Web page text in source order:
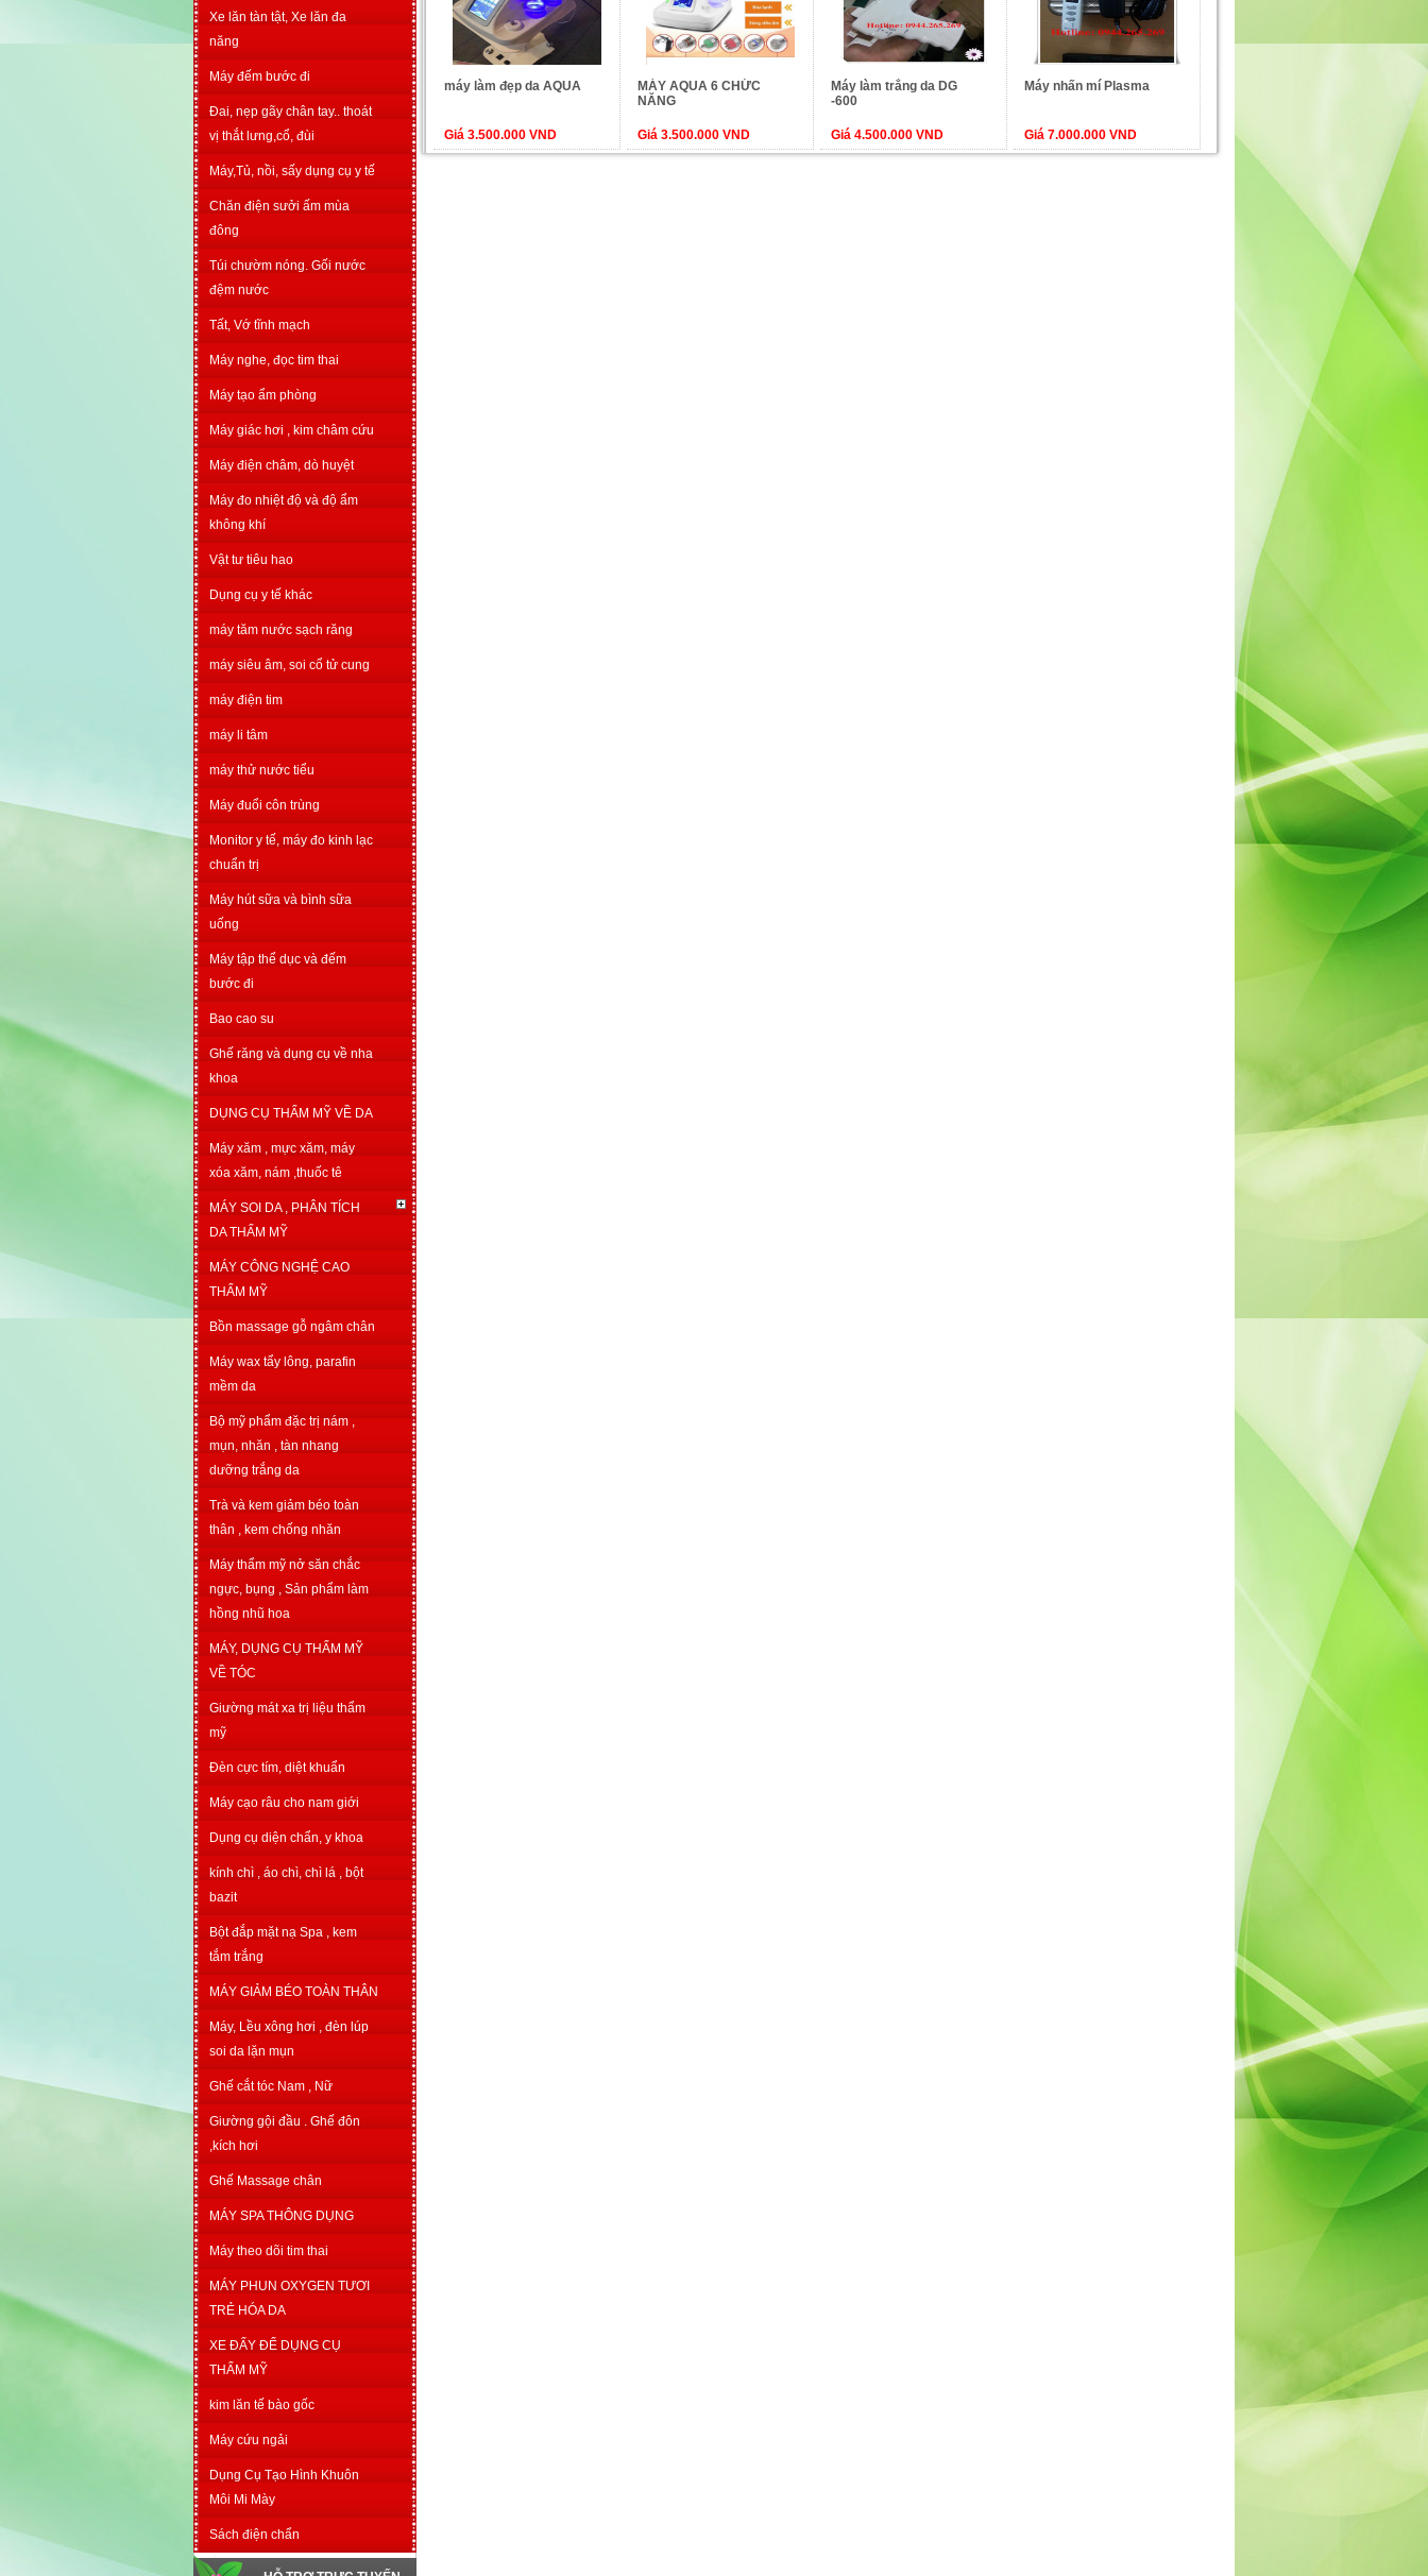
Xe lăn tàn tật, Xe lăn đa
năng
Máy đếm bước đi
Đai, nẹp gãy chân tay.. thoát
vị thắt lưng,cổ, đùi
Máy,Tủ, nồi, sấy dụng cụ y tế
Chăn điện sưởi ấm mùa
đông
Túi chườm nóng. Gối nước
đệm nước
Tất, Vớ tĩnh mạch
Máy nghe, đọc tim thai
Máy tạo ẩm phòng
Máy giác hơi , kim châm cứu
Máy điện châm, dò huyệt
Máy đo nhiệt độ và độ ẩm
không khí
Vật tư tiêu hao
Dụng cụ y tế khác
máy tăm nước sạch răng
máy siêu âm, soi cổ tử cung
máy điện tim
máy li tâm
máy thử nước tiểu
Máy đuổi côn trùng
Monitor y tế, máy đo kinh lạc
chuẩn trị
Máy hút sữa và bình sữa
uống
Máy tập thể dục và đếm
bước đi
Bao cao su
Ghế răng và dụng cụ về nha
khoa
DỤNG CỤ THẨM MỸ VỀ DA
Máy xăm , mực xăm, máy
xóa xăm, nám ,thuốc tê
MÁY SOI DA , PHÂN TÍCH
DA THẨM MỸ
MÁY CÔNG NGHỆ CAO
THẨM MỸ
Bồn massage gỗ ngâm chân
Máy wax tẩy lông, parafin
mềm da
Bộ mỹ phẩm đặc trị nám ,
mụn, nhăn , tàn nhang
dưỡng trắng da
Trà và kem giảm béo toàn
thân , kem chống nhăn
Máy thẩm mỹ nở săn chắc
ngực, bụng , Sản phẩm làm
hồng nhũ hoa
MÁY, DỤNG CỤ THẨM MỸ
VỀ TÓC
Giường mát xa trị liệu thẩm
mỹ
Đèn cực tím, diệt khuẩn
Máy cạo râu cho nam giới
Dụng cụ diện chẩn, y khoa
kính chì , áo chì, chì lá , bột
bazit
Bột đắp mặt nạ Spa , kem
tắm trắng
MÁY GIẢM BÉO TOÀN THÂN
Máy, Lều xông hơi , đèn lúp
soi da lặn mụn
Ghế cắt tóc Nam , Nữ
Giường gội đầu . Ghế đôn
,kích hơi
Ghế Massage chân
MÁY SPA THÔNG DỤNG
Máy theo dõi tim thai
MÁY PHUN OXYGEN TƯƠI
TRẺ HÓA DA
XE ĐẨY ĐỂ DỤNG CỤ
THẨM MỸ
kim lăn tế bào gốc
Máy cứu ngải
Dụng Cụ Tạo Hình Khuôn
Môi Mi Mày
Sách điện chẩn
máy làm đẹp da AQUA
Giá 3.500.000 VND
MÁY AQUA 6 CHỨC
NĂNG
Giá 3.500.000 VND
Máy làm trắng da DG
-600
Giá 4.500.000 VND
Máy nhấn mí Plasma
Giá 7.000.000 VND